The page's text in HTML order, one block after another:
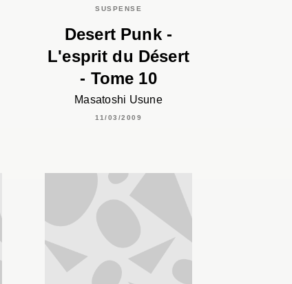
SUSPENSE
Desert Punk -
L'esprit du Désert
- Tome 10
Masatoshi Usune
11/03/2009